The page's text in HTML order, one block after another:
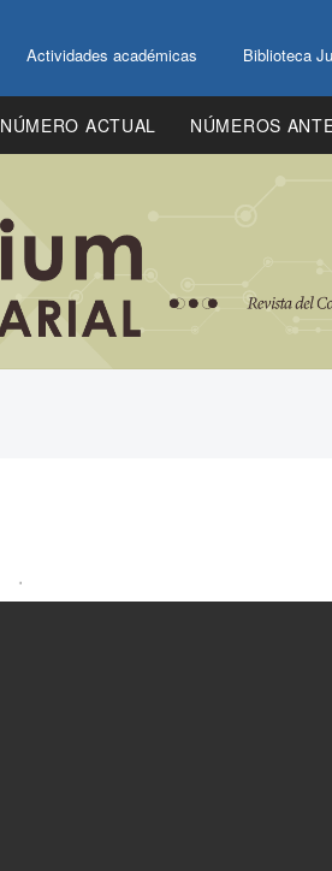
Actividades académicas Biblioteca
NÚMERO ACTUAL NÚMEROS